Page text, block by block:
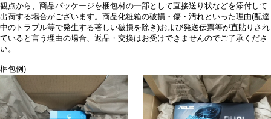
観点から、商品パッケージを梱包材の一部として直接送り状などを添付して
出荷する場合がございます。商品化粧箱の破損・傷・汚れといった理由(配達
中のトラブル等で発生する著しい破損を除き)および発送伝票等が直貼りされ
ていると言う理由の場合、返品・交換はお受けできませんのでご了承くださ
い。
梱包例)